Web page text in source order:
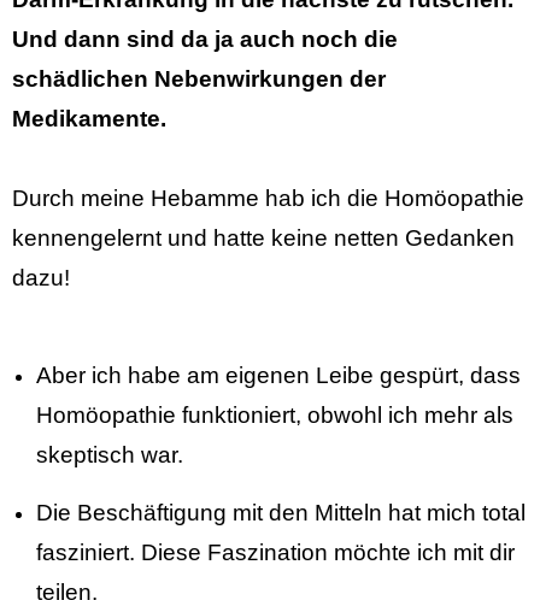
Und dann sind da ja auch noch die
schädlichen Nebenwirkungen der
Medikamente.
Durch meine Hebamme hab ich die Homöopathie
kennengelernt und hatte keine netten Gedanken
dazu!
Aber ich habe am eigenen Leibe gespürt, dass
Homöopathie funktioniert, obwohl ich mehr als
skeptisch war.
Die Beschäftigung mit den Mitteln hat mich total
fasziniert. Diese Faszination möchte ich mit dir
teilen.